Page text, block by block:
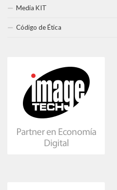
Media KIT
Código de Ética